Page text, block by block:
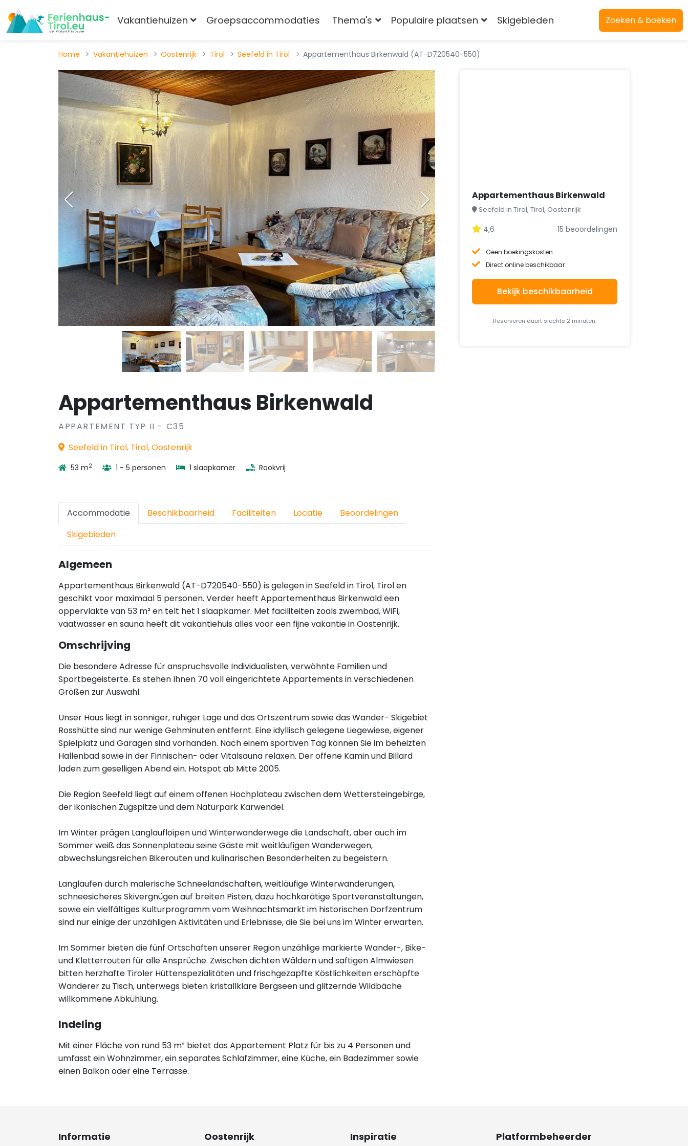
Vakantiehuizen Groepsaccommodaties Thema's Populaire plaatsen Skigebieden Zoeken & boeken
Home Vakantiehuizen Oostenrijk Tirol Seefeld in Tirol Appartementhaus Birkenwald (AT-D720540-550)
Appartementhaus Birkenwald
APPARTEMENT TYP II - C35
Seefeld in Tirol, Tirol, Oostenrijk
53 m2 1 - 5 personen 1 slaapkamer Rookvrij
Accommodatie Beschikbaarheid Faciliteiten Locatie
Beoordelingen
Skigebieden
Algemeen
Appartementhaus Birkenwald (AT-D720540-550) is gelegen in Seefeld in Tirol, Tirol en
geschikt voor maximaal 5 personen. Verder heeft Appartementhaus Birkenwald een
oppervlakte van 53 m² en telt het 1 slaapkamer. Met faciliteiten zoals zwembad, WiFi,
vaatwasser en sauna heeft dit vakantiehuis alles voor een fijne vakantie in Oostenrijk.
Omschrijving
Die besondere Adresse für anspruchsvolle Individualisten, verwöhnte Familien und
Sportbegeisterte. Es stehen Ihnen 70 voll eingerichtete Appartements in verschiedenen
Größen zur Auswahl.
Unser Haus liegt in sonniger, ruhiger Lage und das Ortszentrum sowie das Wander- Skigebiet
Rosshütte sind nur wenige Gehminuten entfernt. Eine idyllisch gelegene Liegewiese, eigener
Spielplatz und Garagen sind vorhanden. Nach einem sportiven Tag können Sie im beheizten
Hallenbad sowie in der Finnischen- oder Vitalsauna relaxen. Der offene Kamin und Billard
laden zum geselligen Abend ein. Hotspot ab Mitte 2005.
Die Region Seefeld liegt auf einem offenen Hochplateau zwischen dem Wettersteingebirge,
der ikonischen Zugspitze und dem Naturpark Karwendel.
Im Winter prägen Langlaufloipen und Winterwanderwege die Landschaft, aber auch im
Sommer weiß das Sonnenplateau seine Gäste mit weitläufigen Wanderwegen,
abwechslungsreichen Bikerouten und kulinarischen Besonderheiten zu begeistern.
Langlaufen durch malerische Schneelandschaften, weitläufige Winterwanderungen,
schneesicheres Skivergnügen auf breiten Pisten, dazu hochkarätige Sportveranstaltungen,
sowie ein vielfältiges Kulturprogramm vom Weihnachtsmarkt im historischen Dorfzentrum
sind nur einige der unzähligen Aktivitäten und Erlebnisse, die Sie bei uns im Winter erwarten.
Im Sommer bieten die fünf Ortschaften unserer Region unzählige markierte Wander-, Bike-
und Kletterrouten für alle Ansprüche. Zwischen dichten Wäldern und saftigen Almwiesen
bitten herzhafte Tiroler Hüttenspezialitäten und frischgezapfte Köstlichkeiten erschöpfte
Wanderer zu Tisch, unterwegs bieten kristallklare Bergseen und glitzernde Wildbäche
willkommene Abkühlung.
Indeling
Mit einer Fläche von rund 53 m² bietet das Appartement Platz für bis zu 4 Personen und
umfasst ein Wohnzimmer, ein separates Schlafzimmer, eine Küche, ein Badezimmer sowie
einen Balkon oder eine Terrasse.
Appartementhaus Birkenwald
Seefeld in Tirol, Tirol, Oostenrijk
4,6 15 beoordelingen
Geen boekingskosten
Direct online beschikbaar
Bekijk beschikbaarheid
Reserveren duurt slechts 2 minuten.
Informatie Oostenrijk Inspiratie Platformbeheerder